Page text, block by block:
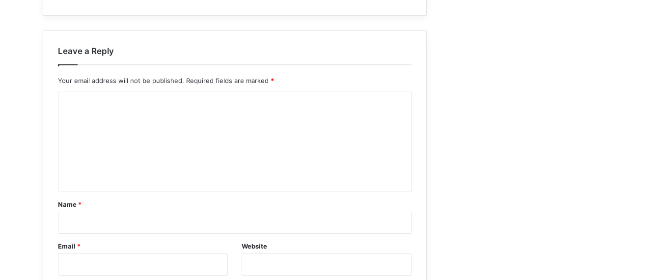
Leave a Reply
Your email address will not be published. Required fields are marked *
*
Name *
Email * Website